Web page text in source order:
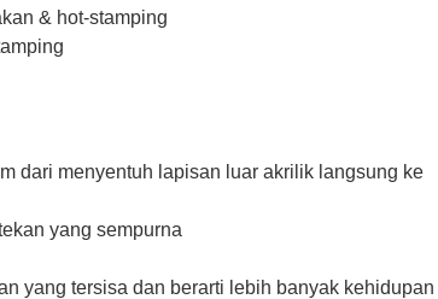
& hot-stamping
dari menyentuh lapisan luar akrilik langsung ke
yang sempurna
yang tersisa dan berarti lebih banyak kehidupan